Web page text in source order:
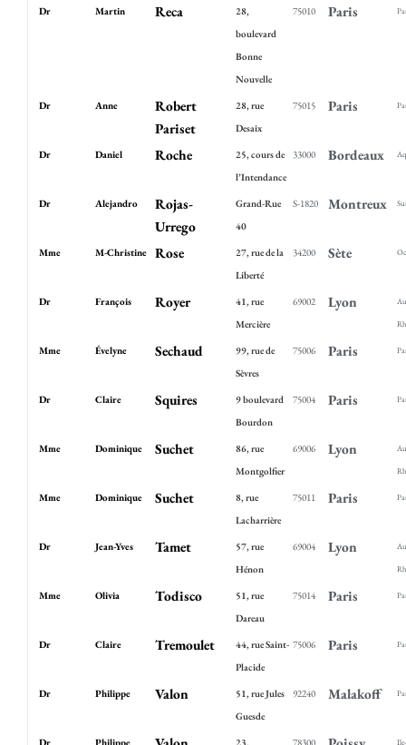
Dr Martin Reca
28,
boulevard
Bonne
Nouvelle
75010 Paris
Dr Anne
Robert
Pariset
28, rue
Desaix
75015 Paris
Dr Daniel Roche
25, cours de
l’Intendance
33000 Bordeaux
Dr Alejandro
Rojas-
Urrego
Grand-Rue
40
S-1820 Montreux
Mme M-Christine Rose
27, rue de la
Liberté
34200 Sète
Dr François Royer
41, rue
Mercière
69002 Lyon
Mme Évelyne Sechaud
99, rue de
Sèvres
75006 Paris
Dr Claire Squires
9 boulevard
Bourdon
75004 Paris
Mme Dominique Suchet
86, rue
Montgolfier
69006 Lyon
Mme Dominique Suchet
8, rue
Lacharrière
75011 Paris
Dr Jean-Yves Tamet
57, rue
Hénon
69004 Lyon
Mme Olivia Todisco
51, rue
Dareau
75014 Paris
Dr Claire Tremoulet
44, rue Saint-
Placide
75006 Paris
Dr Philippe Valon
51, rue Jules
Guesde
92240 Malakoff
Dr Philippe
23,
78300